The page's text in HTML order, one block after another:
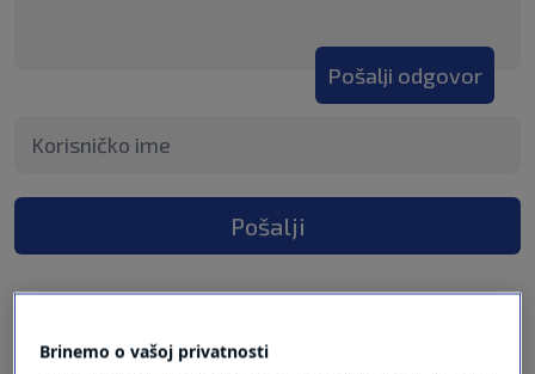
Pošalji odgovor
Pošalji
Brinemo o vašoj privatnosti